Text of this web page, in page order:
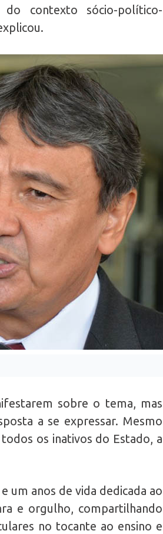
contexto sócio-político-
sobre o tema, mas
a se expressar. Mesmo
os inativos do Estado, a
um anos de vida dedicada ao
e orgulho, compartilhando
no tocante ao ensino e